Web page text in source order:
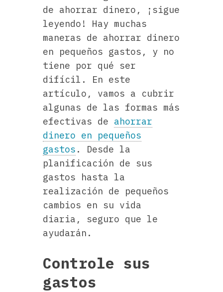
de ahorrar dinero, ¡sigue
leyendo! Hay muchas
maneras de ahorrar dinero
en pequeños gastos, y no
tiene por qué ser
difícil. En este
artículo, vamos a cubrir
algunas de las formas más
efectivas de ahorrar
dinero en pequeños
gastos . Desde la
planificación de sus
gastos hasta la
realización de pequeños
cambios en su vida
diaria, seguro que le
ayudarán.
Controle sus
gastos